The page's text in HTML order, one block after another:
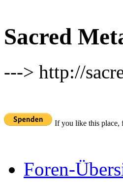
Sacred
---> http://
If you like this place,
Foren-